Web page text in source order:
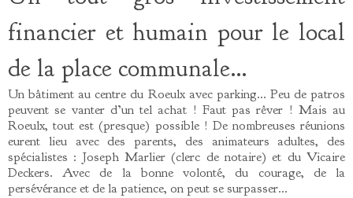
financier et humain pour le local
de la place communale…
Un bâtiment au centre du Roeulx avec parking… Peu de patros
peuvent se vanter d’un tel achat ! Faut pas rêver ! Mais au
Roeulx, tout est (presque) possible ! De nombreuses réunions
eurent lieu avec des parents, des animateurs adultes, des
spécialistes : Joseph Marlier (clerc de notaire) et du Vicaire
Deckers. Avec de la bonne volonté, du courage, de la
persévérance et de la patience, on peut se surpasser…